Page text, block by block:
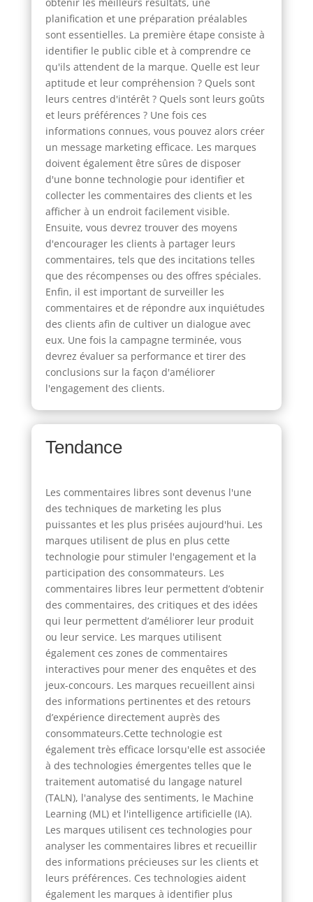
planification et une préparation préalables
sont essentielles. La première étape consiste à
identifier le public cible et à comprendre ce
qu'ils attendent de la marque. Quelle est leur
aptitude et leur compréhension ? Quels sont
leurs centres d'intérêt ? Quels sont leurs goûts
et leurs préférences ? Une fois ces
informations connues, vous pouvez alors créer
un message marketing efficace. Les marques
doivent également être sûres de disposer
d'une bonne technologie pour identifier et
collecter les commentaires des clients et les
afficher à un endroit facilement visible.
Ensuite, vous devrez trouver des moyens
d'encourager les clients à partager leurs
commentaires, tels que des incitations telles
que des récompenses ou des offres spéciales.
Enfin, il est important de surveiller les
commentaires et de répondre aux inquiétudes
des clients afin de cultiver un dialogue avec
eux. Une fois la campagne terminée, vous
devrez évaluer sa performance et tirer des
conclusions sur la façon d'améliorer
l'engagement des clients.
Tendance
Les commentaires libres sont devenus l'une
des techniques de marketing les plus
puissantes et les plus prisées aujourd'hui. Les
marques utilisent de plus en plus cette
technologie pour stimuler l'engagement et la
participation des consommateurs. Les
commentaires libres leur permettent d’obtenir
des commentaires, des critiques et des idées
qui leur permettent d’améliorer leur produit
ou leur service. Les marques utilisent
également ces zones de commentaires
interactives pour mener des enquêtes et des
jeux-concours. Les marques recueillent ainsi
des informations pertinentes et des retours
d’expérience directement auprès des
consommateurs.Cette technologie est
également très efficace lorsqu'elle est associée
à des technologies émergentes telles que le
traitement automatisé du langage naturel
(TALN), l'analyse des sentiments, le Machine
Learning (ML) et l'intelligence artificielle (IA).
Les marques utilisent ces technologies pour
analyser les commentaires libres et recueillir
des informations précieuses sur les clients et
leurs préférences. Ces technologies aident
également les marques à identifier plus